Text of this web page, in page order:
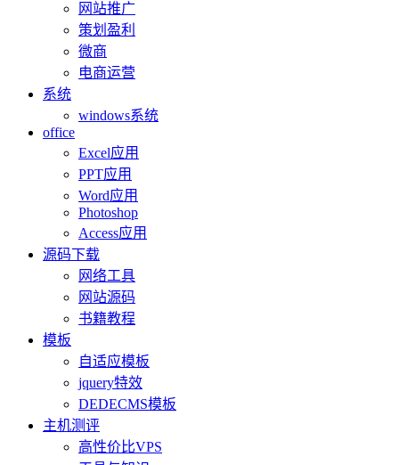
网站推广
策划盈利
微商
电商运营
系统
windows系统
office
Excel应用
PPT应用
Word应用
Photoshop
Access应用
源码下载
网络工具
网站源码
书籍教程
模板
自适应模板
jquery特效
DEDECMS模板
主机测评
高性价比VPS